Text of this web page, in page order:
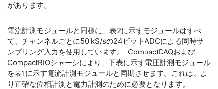
があります。
電流計測モジュールと同様に、表2に示すモジュールはすべ
て、チャンネルごとに50 kS/sの24ビットADCによる同時サ
ンプリング入力を使用しています。 CompactDAQおよび
CompactRIOシャーシにより、下表に示す電圧計測モジュール
を表1に示す電流計測モジュールと同期させます。これは、よ
り正確な位相計測と電力計測のために必要となります。